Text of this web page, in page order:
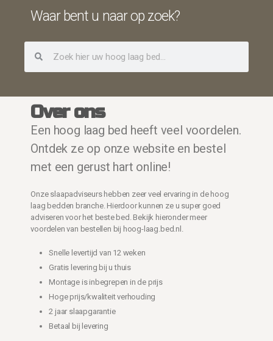
Waar bent u naar op zoek?
Over ons
Een hoog laag bed heeft veel voordelen.
Ontdek ze op onze website en bestel
met een gerust hart online!
Onze slaapadviseurs hebben zeer veel ervaring in de hoog
laag bedden branche. Hierdoor kunnen ze u super goed
adviseren voor het beste bed. Bekijk hieronder meer
voordelen van bestellen bij hoog-laag.bed.nl.
Snelle levertijd van 12 weken
Gratis levering bij u thuis
Montage is inbegrepen in de prijs
Hoge prijs/kwaliteit verhouding
2 jaar slaapgarantie
Betaal bij levering